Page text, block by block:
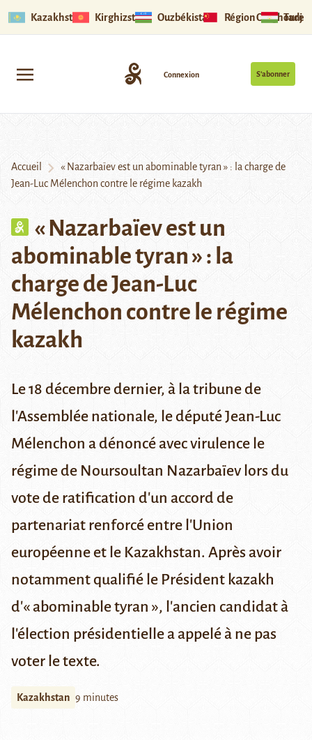
Kazakhstan Kirghizstan Ouzbékistan Région Ouïghoure
S’abonner
Connexion
Accueil
« Nazarbaïev est un abominable tyran » : la charge de
Jean-Luc Mélenchon contre le régime kazakh
« Nazarbaïev est un
abominable tyran » : la
charge de Jean-Luc
Mélenchon contre le régime
kazakh
Le 18 décembre dernier, à la tribune de
l'Assemblée nationale, le député Jean-Luc
Mélenchon a dénoncé avec virulence le
régime de Noursoultan Nazarbaïev lors du
vote de ratification d'un accord de
partenariat renforcé entre l'Union
européenne et le Kazakhstan. Après avoir
notamment qualifié le Président kazakh
d'« abominable tyran », l'ancien candidat à
l'élection présidentielle a appelé à ne pas
voter le texte.
Kazakhstan 9 minutes